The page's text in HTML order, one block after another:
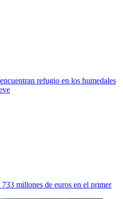
refugio en los humedales
millones de euros en el primer